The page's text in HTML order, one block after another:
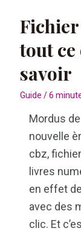
tout ce
savoir
Guide /6
Mordus
nouvelle
cbz,
livres
en effet
avec des
clic. Et